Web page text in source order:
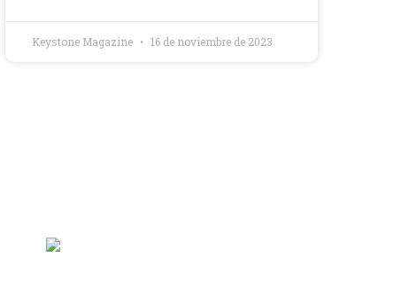
Keystone Magazine 16 de noviembre de 2023